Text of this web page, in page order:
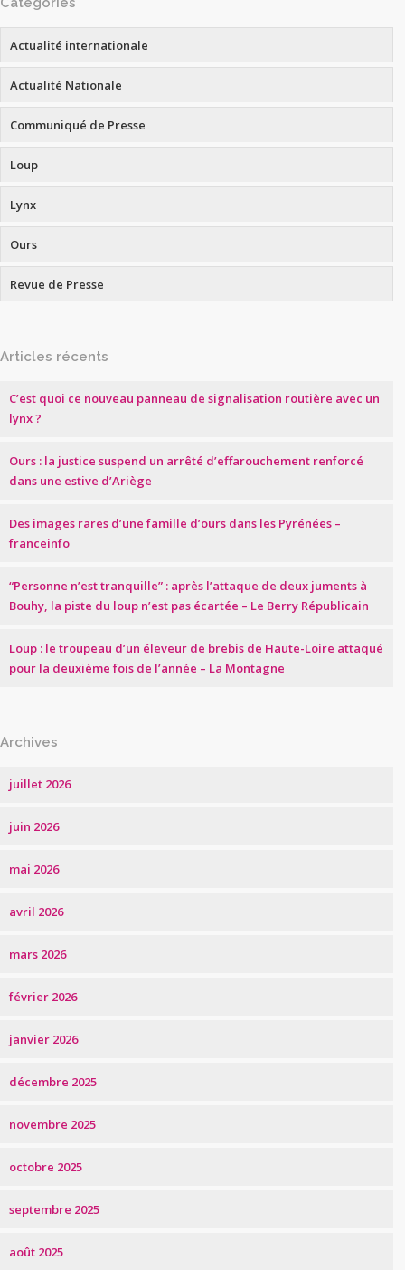
Actualité internationale
Actualité Nationale
Communiqué de Presse
Loup
Lynx
Ours
Revue de Presse
Articles récents
C’est quoi ce nouveau panneau de signalisation routière avec un
lynx ?
Ours : la justice suspend un arrêté d’effarouchement renforcé
dans une estive d’Ariège
Des images rares d’une famille d’ours dans les Pyrénées –
franceinfo
“Personne n’est tranquille” : après l’attaque de deux juments à
Bouhy, la piste du loup n’est pas écartée – Le Berry Républicain
Loup : le troupeau d’un éleveur de brebis de Haute-Loire attaqué
pour la deuxième fois de l’année – La Montagne
Archives
juillet 2026
juin 2026
mai 2026
avril 2026
mars 2026
février 2026
janvier 2026
décembre 2025
novembre 2025
octobre 2025
septembre 2025
août 2025